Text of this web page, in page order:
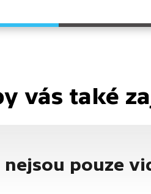
vás také
nejsou pouze